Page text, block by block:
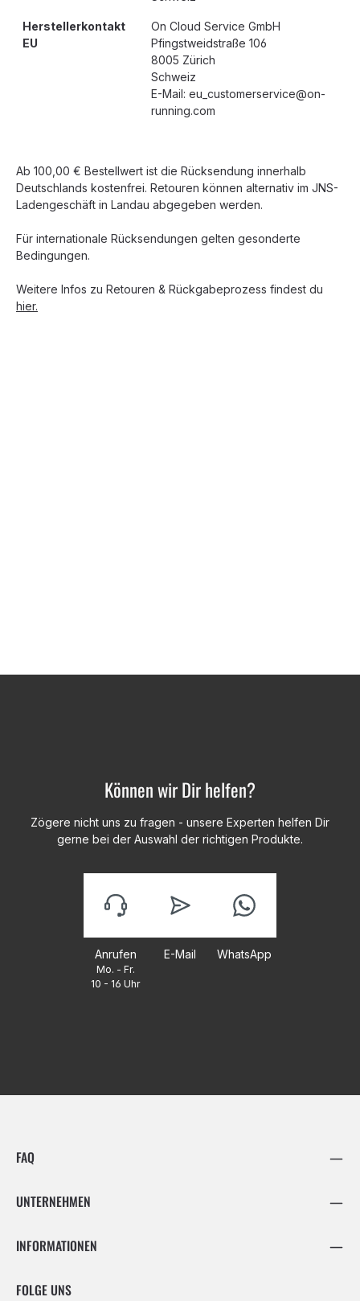
Herstellerkontakt
EU
On Cloud Service GmbH
Pfingstweidstraße 106
8005 Zürich
Schweiz
E-Mail: eu_customerservice@on-
running.com
Ab 100,00 € Bestellwert ist die Rücksendung innerhalb
Deutschlands kostenfrei. Retouren können alternativ im JNS-
Ladengeschäft in Landau abgegeben werden.
Für internationale Rücksendungen gelten gesonderte
Bedingungen.
Weitere Infos zu Retouren & Rückgabeprozess findest du
hier.
Können wir Dir helfen?
Zögere nicht uns zu fragen - unsere Experten helfen Dir
gerne bei der Auswahl der richtigen Produkte.
Anrufen
Mo. - Fr.
10 - 16 Uhr
E-Mail WhatsApp
FAQ
UNTERNEHMEN
INFORMATIONEN
FOLGE UNS